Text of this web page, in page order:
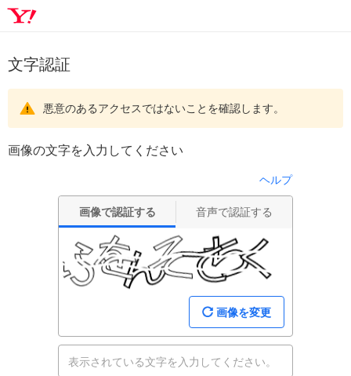
文字認証
悪意のあるアクセスではないことを確認します。
画像の文字を入力してください
ヘルプ
画像で認証する 音声で認証する
画像を変更